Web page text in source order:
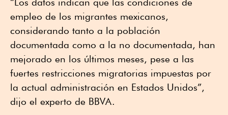
“Los datos indican que las condiciones de
empleo de los migrantes mexicanos,
considerando tanto a la población
documentada como a la no documentada, han
mejorado en los últimos meses, pese a las
fuertes restricciones migratorias impuestas por
la actual administración en Estados Unidos”,
dijo el experto de BBVA.